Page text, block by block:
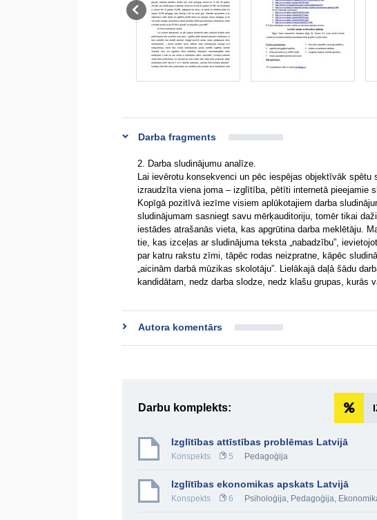
Darba fragments
2. Darba sludinājumu analīze.
Lai ievērotu konsekvenci un pēc iespējas objektīvāk
izraudzīta viena joma – izglītība, pētīti internetā pieejamie
Kopīgā pozitīvā iezīme visiem aplūkotajiem darba
sludinājumam sasniegt savu mērķauditoriju, tomēr tikai
iestādes atrašanās vieta, kas apgrūtina darba meklētāju.
tie, kas izceļas ar sludinājuma teksta „nabadzību”,
par katru rakstu zīmi, tāpēc rodas neizpratne, kāpēc
„aicinām darbā mūzikas skolotāju”. Lielākajā daļā šādu
kandidātam, nedz darba slodze, nedz klašu grupas,
Autora komentārs
Darbu komplekts:
Izglītības attīstības problēmas Latvijā
Konspekts 5 Pedagoģija
Izglītības ekonomikas apskats Latvijā
Konspekts 6 Psiholoģija, Pedagoģija,